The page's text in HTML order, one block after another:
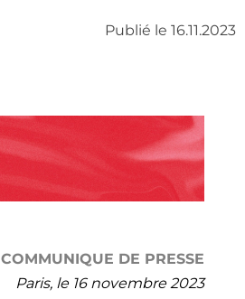
Publié le 16.11.2023
COMMUNIQUE DE PRESSE
Paris, le 16 novembre 2023